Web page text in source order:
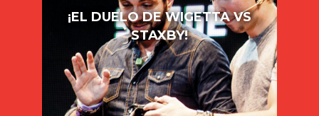
¡EL DUELO DE WIGETTA VS
STAXBY!